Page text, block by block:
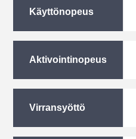
Käyttönopeus
Aktivointinopeus
Virransyöttö